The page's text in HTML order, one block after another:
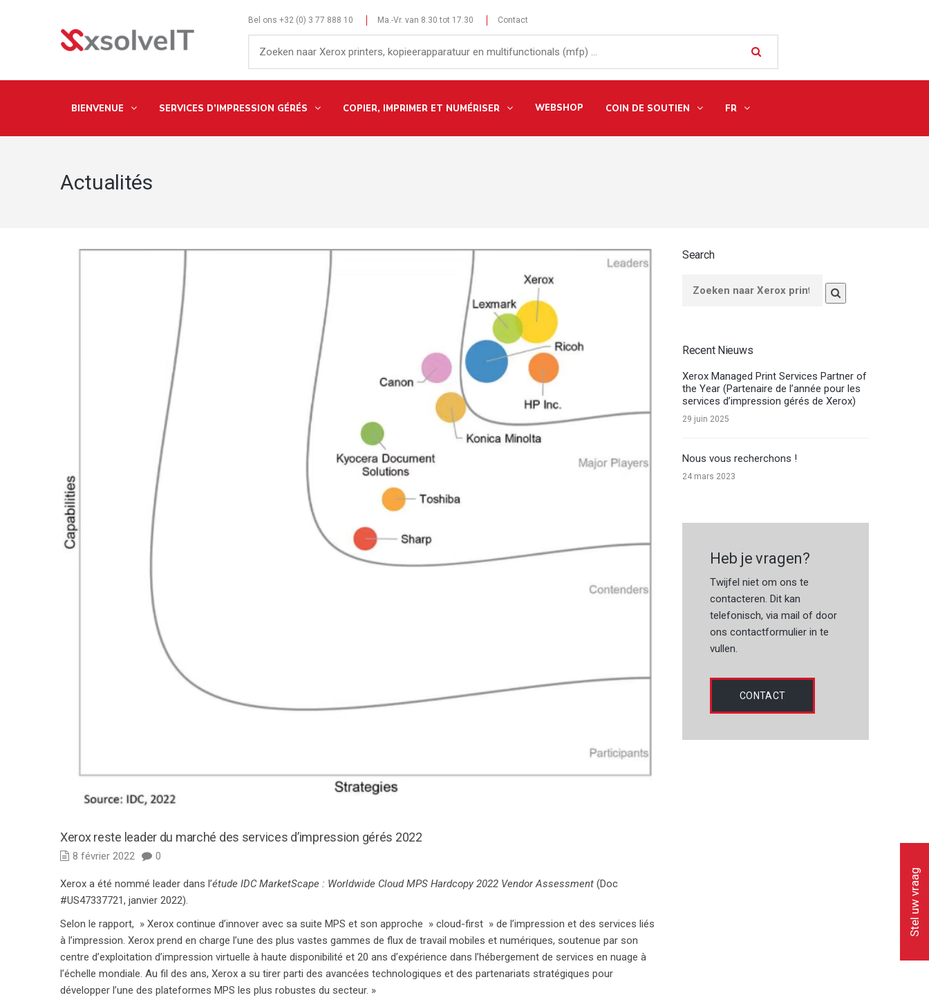
Bel ons +32 (0) 3 77 888 10 Ma.-Vr. van 8.30 tot 17.30 Contact
BIENVENUE SERVICES D’IMPRESSION GÉRÉS COPIER, IMPRIMER ET NUMÉRISER WEBSHOP COIN DE SOUTIEN FR
Actualités
Xerox reste leader du marché des services d’impression gérés 2022
8 février 2022 0
Xerox a été nommé leader dans l’étude IDC MarketScape : Worldwide Cloud MPS Hardcopy 2022 Vendor Assessment (Doc
#US47337721, janvier 2022).
Selon le rapport, » Xerox continue d’innover avec sa suite MPS et son approche » cloud-first » de l’impression et des services liés
à l’impression. Xerox prend en charge l’une des plus vastes gammes de flux de travail mobiles et numériques, soutenue par son
centre d’exploitation d’impression virtuelle à haute disponibilité et 20 ans d’expérience dans l’hébergement de services en nuage à
l’échelle mondiale. Au fil des ans, Xerox a su tirer parti des avancées technologiques et des partenariats stratégiques pour
développer l’une des plateformes MPS les plus robustes du secteur. »
Search
Recent Nieuws
Xerox Managed Print Services Partner of
the Year (Partenaire de l’année pour les
services d’impression gérés de Xerox)
29 juin 2025
Nous vous recherchons !
24 mars 2023
Heb je vragen?
Twijfel niet om ons te
contacteren. Dit kan
telefonisch, via mail of door
ons contactformulier in te
vullen.
CONTACT
Stel uw vraag